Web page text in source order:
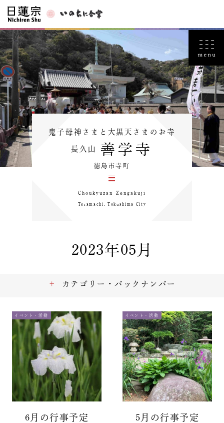
鬼子母神さまと大黒天さまのお寺
長久山 善学寺
徳島市寺町
Choukyuzan Zengakuji
Teramachi, Tokushima City
2023年05月
イベント・活動
6月の行事予定
イベント・活動
5月の行事予定
カテゴリー・バックナンバー